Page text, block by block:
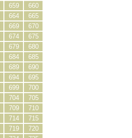
659
660
664
665
669
670
674
675
679
680
684
685
689
690
694
695
699
700
704
705
709
710
714
715
719
720